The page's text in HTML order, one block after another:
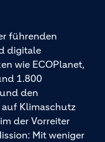
führenden
digitale
wie ECOPlanet,
1.800
den
Klimaschutz
der Vorreiter
Mit weniger